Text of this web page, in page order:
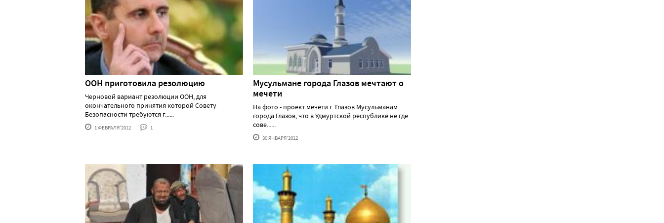
ООН приготовила резолюцию
Черновой вариант резолюции ООН, для
окончательного принятия которой Совету
Безопасности требуются г......
1 ФЕВРАЛЯ'2012 1
Мусульмане города Глазов мечтают о
мечети
На фото - проект мечети г. Глазов Мусульманам
города Глазов, что в Удмуртской республике не где
сове......
30 ЯНВАРЯ'2012